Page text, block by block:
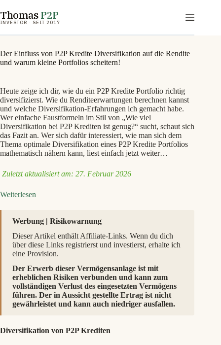
Inhalt
springen
ThomasP2P
INVESTOR · SEIT 2017
Der Einfluss von P2P Kredite Diversifikation auf die Rendite
und warum kleine Portfolios scheitern!
Heute zeige ich dir, wie du ein P2P Kredite Portfolio richtig
diversifizierst. Wie du Renditeerwartungen berechnen kannst
und welche Diversifikation-Erfahrungen ich gemacht habe.
Wer einfache Faustformeln im Stil von „Wie viel
Diversifikation bei P2P Krediten ist genug?“ sucht, schaut sich
das Fazit an. Wer sich dafür interessiert, wie man sich dem
Thema optimale Diversifikation eines P2P Kredite Portfolios
mathematisch nähern kann, liest einfach jetzt weiter…
Zuletzt aktualisiert am: 27. Februar 2026
Weiterlesen
von
Kredite
Diversifikation
auf
Rendite
und
warum
kleine
Portfolios
Werbung | Risikowarnung
Dieser Artikel enthält Affiliate-Links. Wenn du dich
über diese Links registrierst und investierst, erhalte ich
eine Provision.
Der Erwerb dieser Vermögensanlage ist mit
erheblichen Risiken verbunden und kann zum
vollständigen Verlust des eingesetzten Vermögens
führen. Der in Aussicht gestellte Ertrag ist nicht
gewährleistet und kann auch niedriger ausfallen.
Diversifikation von P2P Krediten